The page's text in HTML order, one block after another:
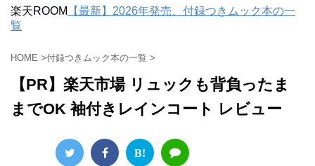
楽天ROOM
【最新】2026年発売、付録つきムック本の一
覧
HOME >付録つきムック本の一覧 >
【PR】楽天市場 リュックも背負ったま
までOK 袖付きレインコート レビュー
B!